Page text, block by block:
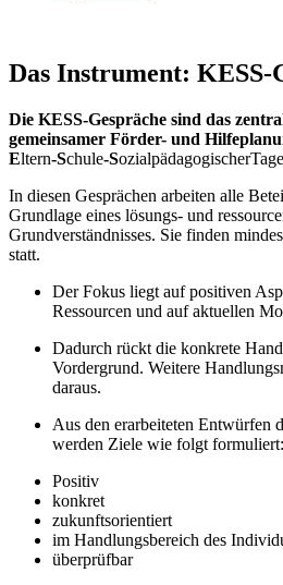
Das Instrument: KESS-
Die KESS-Gespräche sind das
gemeinsamer Förder- und
Eltern-Schule-S
In diesen Gesprächen arbeiten alle
Grundlage eines lösungs- und
Grundverständnisses. Sie finden
statt.
Der Fokus liegt auf positiven
Ressourcen und auf aktuellen
Dadurch rückt die konkrete
Vordergrund. Weitere
daraus.
Aus den erarbeiteten Entwürfen
werden Ziele wie folgt formuliert:
Positiv
konkret
zukunftsorientiert
im Handlungsbereich des
überprüfbar